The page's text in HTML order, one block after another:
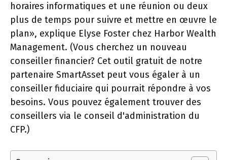
horaires informatiques et une réunion ou deux
plus de temps pour suivre et mettre en œuvre le
plan», explique Elyse Foster chez Harbor Wealth
Management. (Vous cherchez un nouveau
conseiller financier? Cet outil gratuit de notre
partenaire SmartAsset peut vous égaler à un
conseiller fiduciaire qui pourrait répondre à vos
besoins. Vous pouvez également trouver des
conseillers via le conseil d'administration du
CFP.)